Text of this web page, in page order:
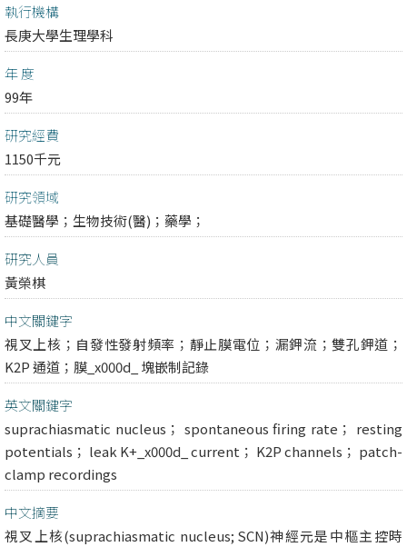
執行機構
長庚大學生理學科
年 度
99年
研究經費
1150千元
研究領域
基礎醫學； 生物技術(醫)； 藥學；
研究人員
黃榮棋
中文關鍵字
視叉上核；自發性發射頻率；靜止膜電位；漏鉀流；雙孔鉀道；
K2P 通道；膜_x000d_ 塊嵌制記錄
英文關鍵字
suprachiasmatic nucleus； spontaneous firing rate； resting
potentials； leak K+_x000d_ current； K2P channels； patch-
clamp recordings
中文摘要
視叉上核(suprachiasmatic nucleus; SCN)神經元是中樞主控時